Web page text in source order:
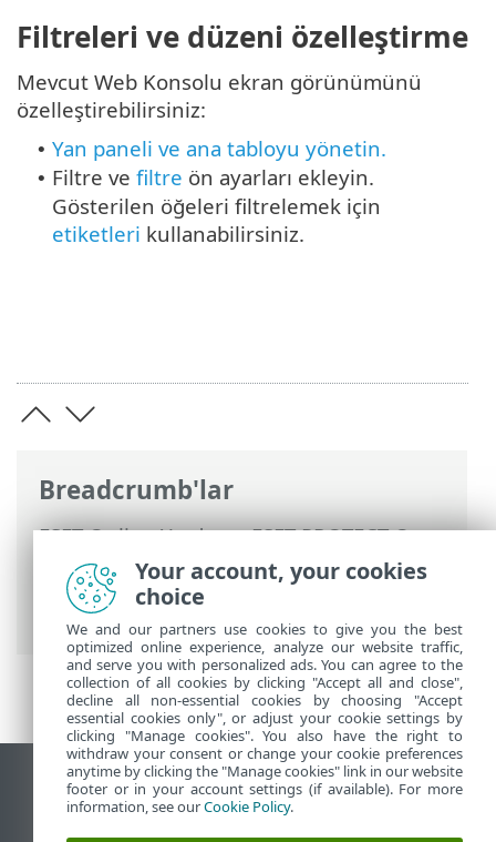
Breadcrumb'lar
ESET Online Yardım>ESET PROTECT On-
Prem>
ESET PROTECT On-Prem Ürününü
Kullanma
>ESET PROTECT On-Prem Ana
Menü> Raporlar > Bir rapor zamanlama
Filtreleri ve düzeni özelleştirme
Mevcut Web Konsolu ekran görünümünü
özelleştirebilirsiniz:
• Yan paneli ve ana tabloyu yönetin.
• Filtre ve filtre ön ayarları ekleyin.
Gösterilen öğeleri filtrelemek için
etiketleri kullanabilirsiniz.
Masaüstü sitesini görüntüle
End of Life
Your account, your cookies
choice
We and our partners use cookies to give you the best
optimized online experience, analyze our website traffic,
and serve you with personalized ads. You can agree to the
collection of all cookies by clicking "Accept all and close",
decline all non-essential cookies by choosing "Accept
essential cookies only", or adjust your cookie settings by
clicking "Manage cookies". You also have the right to
withdraw your consent or change your cookie preferences
anytime by clicking the "Manage cookies" link in our website
footer or in your account settings (if available). For more
information, see ourCookie Policy.